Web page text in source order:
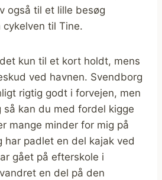
også til et lille besøg
til Tine.
kun til et kort holdt, mens
ved havnen. Svendborg
rigtig godt i forvejen, men
så kan du med fordel kigge
mange minder for mig på
har padlet en del kajak ved
gået på efterskole i
en del på den